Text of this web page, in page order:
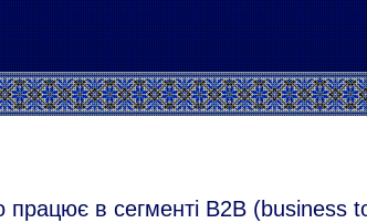
в сегменті B2B (business